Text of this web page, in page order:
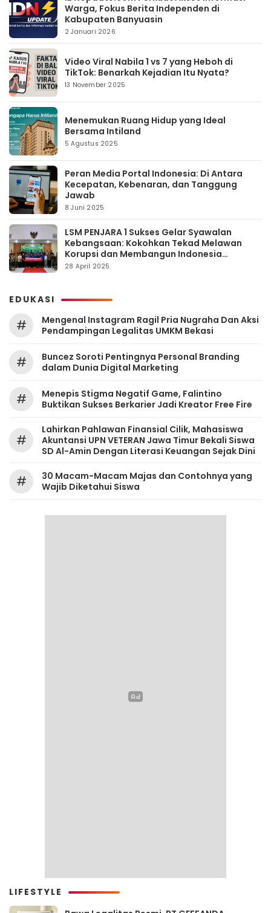
Warga, Fokus Berita Independen di
Kabupaten Banyuasin
2 Januari 2026
Video Viral Nabila 1 vs 7 yang Heboh di
TikTok: Benarkah Kejadian Itu Nyata?
13 November 2025
Menemukan Ruang Hidup yang Ideal
Bersama Intiland
5 Agustus 2025
Peran Media Portal Indonesia: Di Antara
Kecepatan, Kebenaran, dan Tanggung
Jawab
8 Juni 2025
LSM PENJARA 1 Sukses Gelar Syawalan
Kebangsaan: Kokohkan Tekad Melawan
Korupsi dan Membangun Indonesia
Berintegritas
28 April 2025
EDUKASI
#
Mengenal Instagram Ragil Pria Nugraha Dan Aksi
Pendampingan Legalitas UMKM Bekasi
#
‎Buncez Soroti Pentingnya Personal Branding
dalam Dunia Digital Marketing
#
Menepis Stigma Negatif Game, Falintino
Buktikan Sukses Berkarier Jadi Kreator Free Fire
#
Lahirkan Pahlawan Finansial Cilik, Mahasiswa
Akuntansi UPN VETERAN Jawa Timur Bekali Siswa
SD Al-Amin Dengan Literasi Keuangan Sejak Dini
#
30 Macam-Macam Majas dan Contohnya yang
Wajib Diketahui Siswa
LIFESTYLE